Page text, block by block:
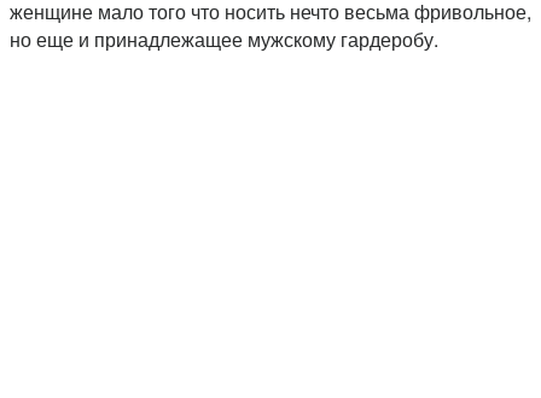
женщине мало того что носить нечто весьма фривольное,
но еще и принадлежащее мужскому гардеробу.